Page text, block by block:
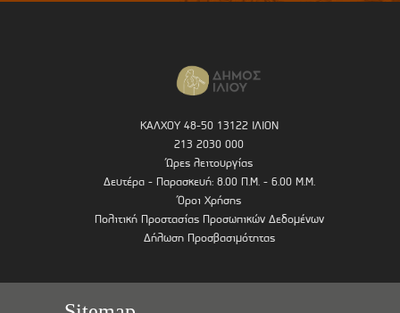
ΚΑΛΧΟΥ 48-50 13122 ΙΛΙΟΝ
213 2030 000
Ώρες λειτουργίας
Δευτέρα - Παρασκευή: 8.00 Π.Μ. - 6.00 Μ.Μ.
Όροι Χρήσης
Πολιτική Προστασίας Προσωπικών Δεδομένων
Δήλωση Προσβασιμότητας